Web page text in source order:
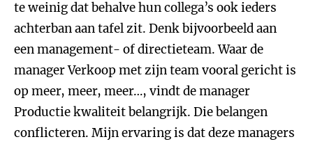
te weinig dat behalve hun collega’s ook ieders
achterban aan tafel zit. Denk bijvoorbeeld aan
een management- of directieteam. Waar de
manager Verkoop met zijn team vooral gericht is
op meer, meer, meer…, vindt de manager
Productie kwaliteit belangrijk. Die belangen
conflicteren. Mijn ervaring is dat deze managers